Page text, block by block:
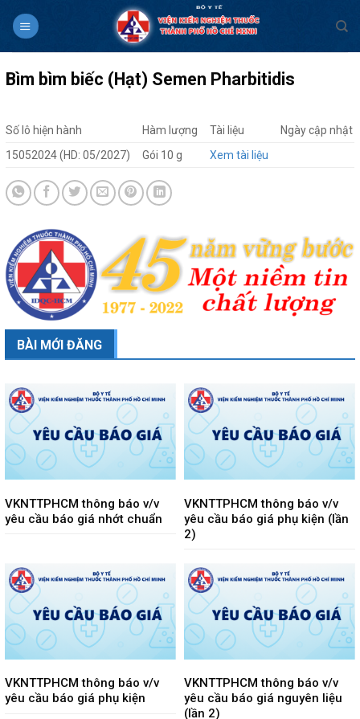
Bìm bìm biếc (Hạt) Semen Pharbitidis
Số lô hiện hành Hàm lượng Tài liệu
Ngày cập nhật
15052024 (HD: 05/2027)
Gói 10 g Xem tài liệu
BÀI MỚI ĐĂNG
VKNTTPHCM thông báo v/v
yêu cầu báo giá nhớt chuẩn
VKNTTPHCM thông báo v/v
yêu cầu báo giá phụ kiện (lần
2)
VKNTTPHCM thông báo v/v
yêu cầu báo giá phụ kiện
VKNTTPHCM thông báo v/v
yêu cầu báo giá nguyên liệu
(lần 2)